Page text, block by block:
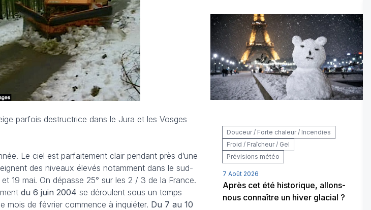
parfois destructrice dans le Jura et les Vosges
Le ciel est parfaitement clair pendant près d’une
des niveaux élevés notamment dans le sud-
19 mai. On dépasse 25° sur les 2 / 3 de la France.
du 6 juin 2004 se déroulent sous un temps
mois de février commence à inquiéter. Du 7 au 10
Douceur / Forte chaleur / Incendies
Froid / Fraîcheur / Gel
Prévisions météo
7 Août 2026
Après cet été historique, allons-
nous connaître un hiver glacial ?